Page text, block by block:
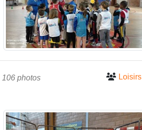
106 photos Loisirs